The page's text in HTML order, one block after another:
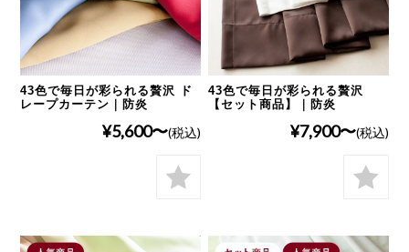
43色で毎日が彩られる贅沢 ド
レープカーテン｜防炎
¥5,600 (税込)
43色で毎日が彩られる贅沢
【セット商品】｜防炎
¥7,900 (税込)